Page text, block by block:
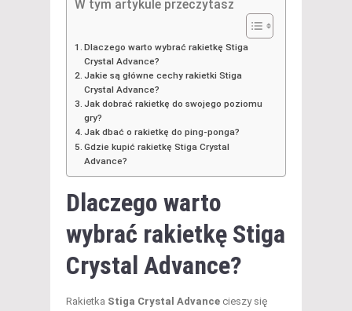
W tym artykule przeczytasz
Dlaczego warto wybrać rakietkę Stiga
Crystal Advance?
Jakie są główne cechy rakietki Stiga
Crystal Advance?
Jak dobrać rakietkę do swojego poziomu
gry?
Jak dbać o rakietkę do ping-ponga?
Gdzie kupić rakietkę Stiga Crystal
Advance?
Dlaczego warto
wybrać rakietkę Stiga
Crystal Advance?
Rakietka Stiga Crystal Advance cieszy się